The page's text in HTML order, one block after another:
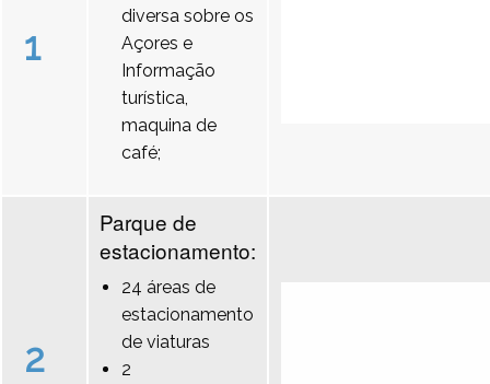
1
diversa sobre os
Açores e
Informação
turística,
maquina de
café;
2
Parque de
estacionamento:
24 áreas de
estacionamento
de viaturas
2